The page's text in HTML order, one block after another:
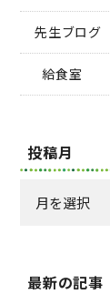
先生ブログ
給食室
投稿月
最新の記事